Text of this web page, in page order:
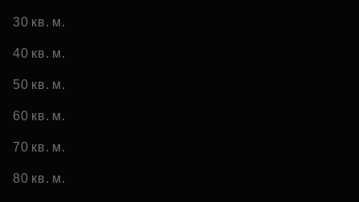
30 кв. м.
40 кв. м.
50 кв. м.
60 кв. м.
70 кв. м.
80 кв. м.